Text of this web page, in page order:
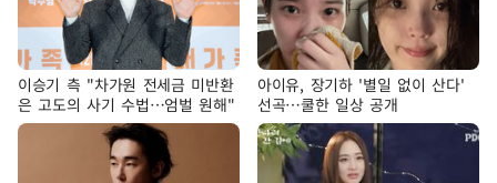
이승기 측 "차가원 전세금 미반환
은 고도의 사기 수법…엄벌 원해"
아이유, 장기하 '별일 없이 산다'
선곡…쿨한 일상 공개